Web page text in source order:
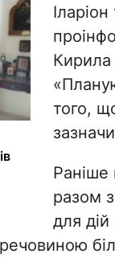
Кирила
того,
Раніше
разом
для дій
речовиною